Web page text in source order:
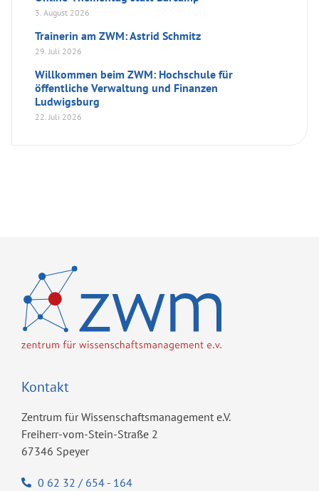
3. August 2026
Trainerin am ZWM: Astrid Schmitz
29. Juli 2026
Willkommen beim ZWM: Hochschule für
öffentliche Verwaltung und Finanzen
Ludwigsburg
22. Juli 2026
Kontakt
Zentrum für Wissenschaftsmanagement e.V.
Freiherr-vom-Stein-Straße 2
67346 Speyer
0 62 32 / 654 - 164